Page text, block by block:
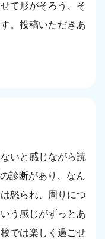
て形がそろう、そ
。投稿いただきあ
いと感じながら読
診断があり、なん
怒られ、周りにつ
う感じがずっとあ
では楽しく過ごせ